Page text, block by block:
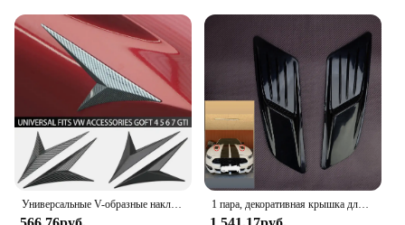
Typical Adaptive Scenario: Fits a variety of
vehicles, including cars, trucks, and motorcycles
Shape or Size or Weight or Quantity: Customizable
to fit various vehicle models
Performance and Property: Lightweight, durable,
and easy to install
Features:
|Wholesale|
**Elevate Your Vehicle's Appearance**
Универсальные V-образные наклейки для боковых крыльев автомобиля, 2 шт. 1 пара, декоративная крышка для вентиляционного отверстия капота